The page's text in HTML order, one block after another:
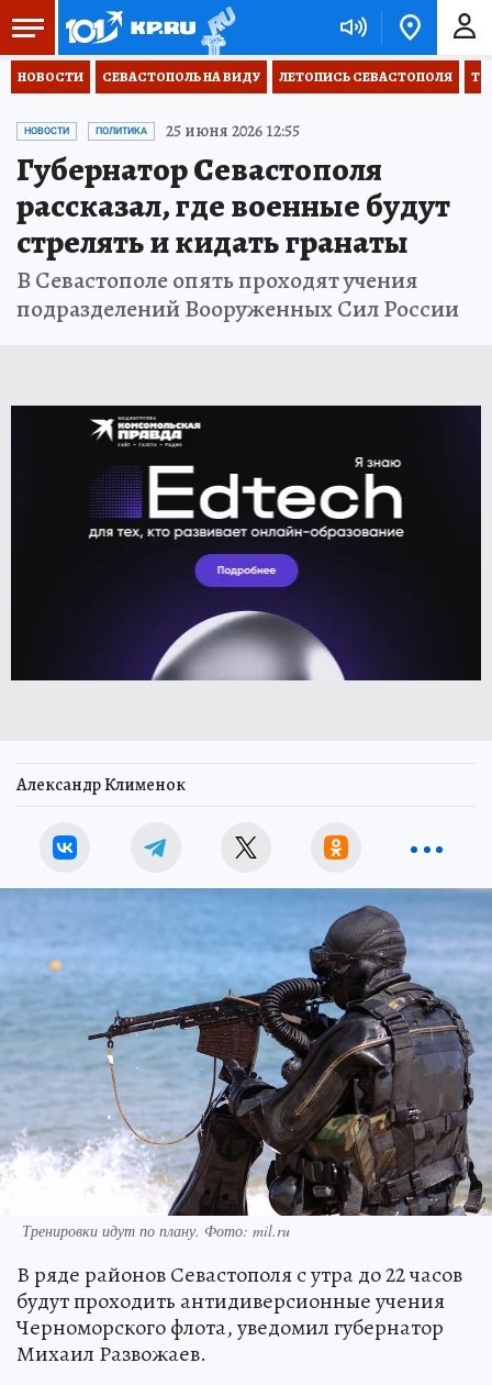
НОВОСТИ СЕВАСТОПОЛЬ НА ВИДУ ЛЕТОПИСЬ СЕВАСТОПОЛЯ
НОВОСТИ ПОЛИТИКА 25 июня 2026 12:55
Губернатор Севастополя
рассказал, где военные будут
стрелять и кидать гранаты
В Севастополе опять проходят учения
подразделений Вооруженных Сил России
Александр Клименок
Тренировки идут по плану. Фото: mil.ru
В ряде районов Севастополя с утра до 22 часов
будут проходить антидиверсионные учения
Черноморского флота, уведомил губернатор
Михаил Развожаев.